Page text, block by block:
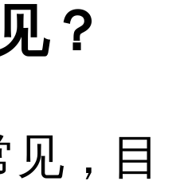
？
，目